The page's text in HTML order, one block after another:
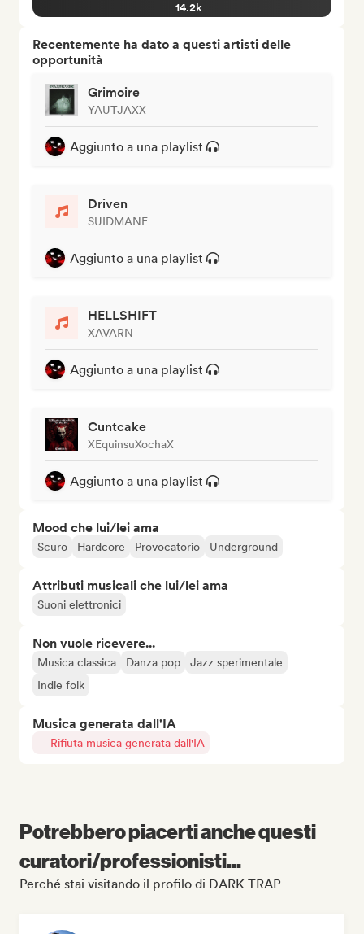
14.2k
Recentemente ha dato a questi artisti delle
opportunità
Grimoire
YAUTJAXX
Aggiunto a una playlist
Driven
SUIDMANE
Aggiunto a una playlist
HELLSHIFT
XAVARN
Aggiunto a una playlist
Cuntcake
XEquinsuXochaX
Aggiunto a una playlist
Mood che lui/lei ama
Scuro Hardcore Provocatorio Underground
Attributi musicali che lui/lei ama
Suoni elettronici
Non vuole ricevere...
Musica classica Danza pop
Jazz sperimentale
Indie folk
Musica generata dall'IA
Rifiuta musica generata dall'IA
Potrebbero piacerti anche questi
curatori/professionisti...
Perché stai visitando il profilo di DARK TRAP